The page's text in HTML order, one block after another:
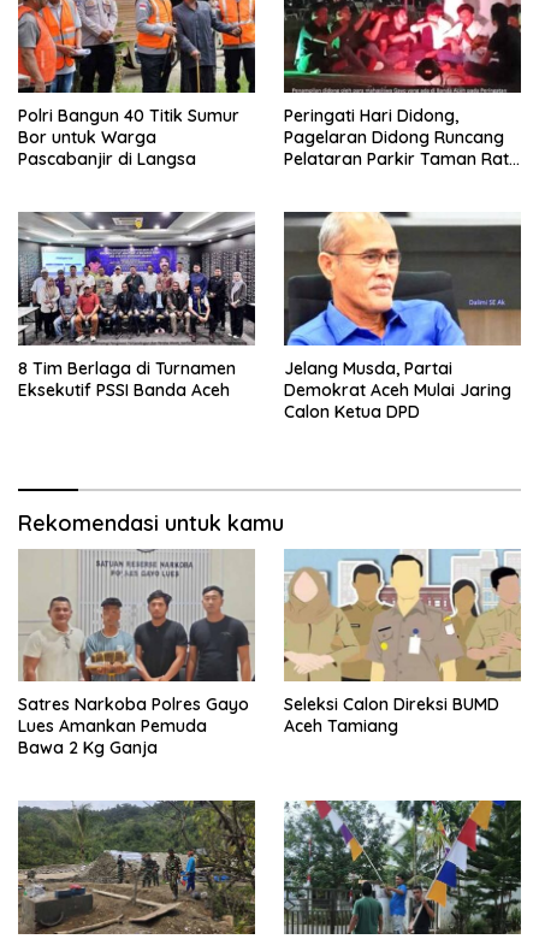
Polri Bangun 40 Titik Sumur
Bor untuk Warga
Pascabanjir di Langsa
Peringati Hari Didong,
Pagelaran Didong Runcang
Pelataran Parkir Taman Ratu
8 Tim Berlaga di Turnamen
Eksekutif PSSI Banda Aceh
Jelang Musda, Partai
Demokrat Aceh Mulai Jaring
Calon Ketua DPD
Rekomendasi untuk kamu
Satres Narkoba Polres Gayo
Lues Amankan Pemuda
Bawa 2 Kg Ganja
Seleksi Calon Direksi BUMD
Aceh Tamiang